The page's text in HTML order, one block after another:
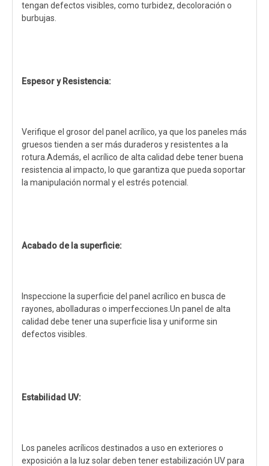
tengan defectos visibles, como turbidez, decoloración o
burbujas.
Espesor y Resistencia:
Verifique el grosor del panel acrílico, ya que los paneles más
gruesos tienden a ser más duraderos y resistentes a la
rotura.Además, el acrílico de alta calidad debe tener buena
resistencia al impacto, lo que garantiza que pueda soportar
la manipulación normal y el estrés potencial.
Acabado de la superficie:
Inspeccione la superficie del panel acrílico en busca de
rayones, abolladuras o imperfecciones.Un panel de alta
calidad debe tener una superficie lisa y uniforme sin
defectos visibles.
Estabilidad UV:
Los paneles acrílicos destinados a uso en exteriores o
exposición a la luz solar deben tener estabilización UV para